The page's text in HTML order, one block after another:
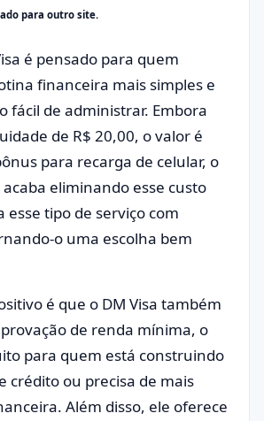
para outro site.
é pensado para quem
financeira mais simples e
fácil de administrar. Embora
de R$ 20,00, o valor é
para recarga de celular, o
eliminando esse custo
esse tipo de serviço com
o uma escolha bem
é que o DM Visa também
de renda mínima, o
para quem está construindo
crédito ou precisa de mais
Além disso, ele oferece